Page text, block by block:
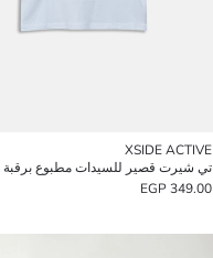
XSIDE ACTIVE
349.00 EGP